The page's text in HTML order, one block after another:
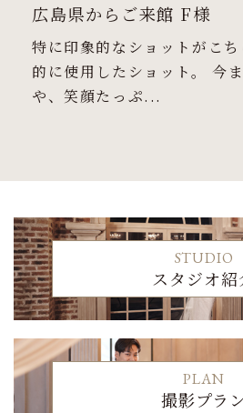
広島県からご来館 F様
特に印象的なショットがこ
的に使用したショット。 今
や、笑顔たっぷ...
STUDIO
スタジオ紹
PLAN
撮影プラン